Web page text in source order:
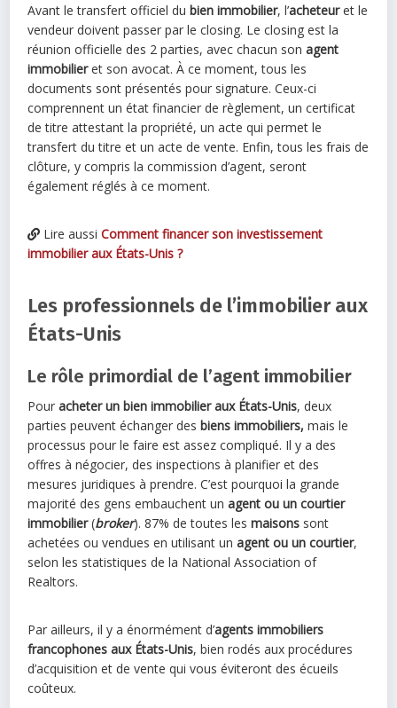
Avant le transfert officiel dubien immobilier, l’acheteuret le
vendeur doivent passer par le closing. Le closing est la
réunion officielle des 2 parties, avec chacun sonagent
immobilieret son avocat. À ce moment, tous les
documents sont présentés pour signature. Ceux-ci
comprennent un état financier de règlement, un certificat
de titre attestant la propriété, un acte qui permet le
transfert du titre et un acte de vente. Enfin, tous les frais de
clôture, y compris la commission d’agent, seront
également réglés à ce moment.
Lire aussiComment financer son investissement
immobilier aux États-Unis ?
Les professionnels de l’immobilier aux
États-Unis
Le rôle primordial de l’agent immobilier
Pouracheter un bien immobilier aux États-Unis, deux
parties peuvent échanger desbiens immobiliers, mais le
processus pour le faire est assez compliqué. Il y a des
offres à négocier, des inspections à planifier et des
mesures juridiques à prendre. C’est pourquoi la grande
majorité des gens embauchent unagent ou un courtier
immobilier(broker). 87% de toutes lesmaisons sont
achetées ou vendues en utilisant unagent ou un courtier,
selon les statistiques de la National Association of
Realtors.
Par ailleurs, il y a énormément d’agents immobiliers
francophones aux États-Unis, bien rodés aux procédures
d’acquisition et de vente qui vous éviteront des écueils
coûteux.